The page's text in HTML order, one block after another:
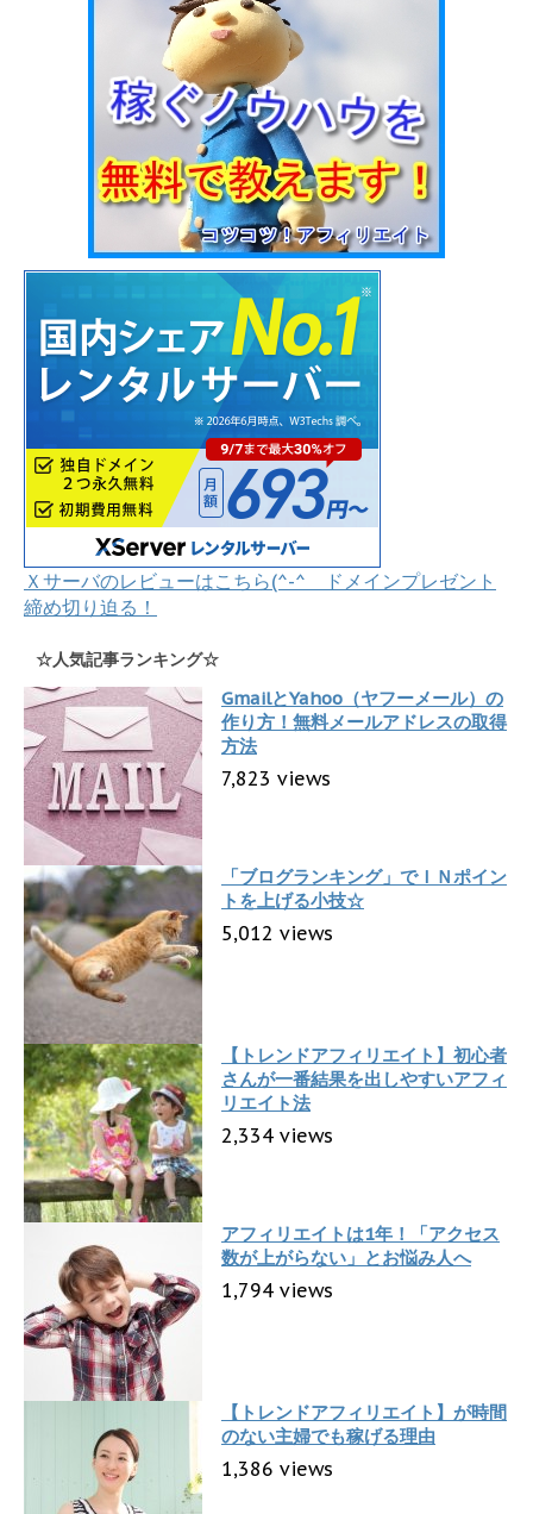
Ｘサーバのレビューはこちら(^-^ ドメインプレゼント
締め切り迫る！
☆人気記事ランキング☆
GmailとYahoo（ヤフーメール）の
作り方！無料メールアドレスの取得
方法
7,823 views
「ブログランキング」でＩＮポイン
トを上げる小技☆
5,012 views
【トレンドアフィリエイト】初心者
さんが一番結果を出しやすいアフィ
リエイト法
2,334 views
アフィリエイトは1年！「アクセス
数が上がらない」とお悩み人へ
1,794 views
【トレンドアフィリエイト】が時間
のない主婦でも稼げる理由
1,386 views